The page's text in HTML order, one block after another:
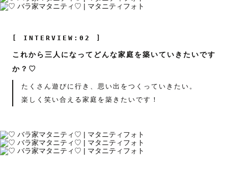
[ INTERVIEW:02 ]
これから三人になってどんな家庭を築いていきたいです
か？♡
たくさん遊びに行き、思い出をつくっていきたい。
楽しく笑い合える家庭を築きたいです！